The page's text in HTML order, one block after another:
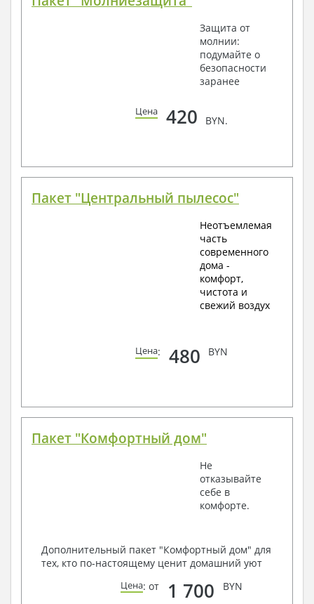
Защита от
молнии:
подумайте о
безопасности
заранее
Цена 420 BYN.
Пакет "Центральный пылесос"
Неотъемлемая
часть
современного
дома -
комфорт,
чистота и
свежий воздух
Цена: 480 BYN
Пакет "Комфортный дом"
Не
отказывайте
себе в
комфорте.
Дополнительный пакет "Комфортный дом" для
тех, кто по-настоящему ценит домашний уют
Цена: от 1 700 BYN